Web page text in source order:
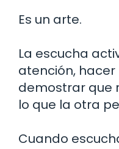
Es un arte.
La escucha
atención,
demostrar que
lo que la otra
Cuando